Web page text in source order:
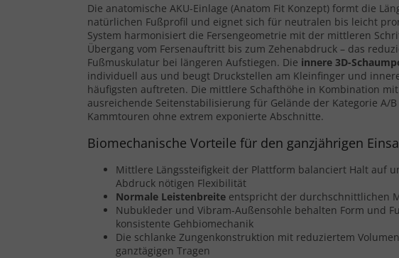
Die anatomische AKU-Einlage (Anatom Fit Konzept) formt die
natürlichen Fußprofil und eignet sich für neutralen bis leicht
System harmonisiert die Fersengeometrie mit der mittleren
Übergang vom Fersenauftritt bis zum Zehenabdruck – das
Fußmuskulatur bei längeren Aufstiegen. Die innere 3D-
individuell aus und beugt Druckstellen am Kleinfinger und
häufigsten auftreten. Die mittlere Schafthöhe in Kombination
ausreichende Seitenstabilisierung für Gelände der Kategorie A/
Kammtouren ohne extrem exponierte Abschnitte.
Biomechanische Vorteile für den ganzjährigen
Mittlere Längssteifigkeit der Plattform balanciert Halt auf
Abdruck nötigen Flexibilität
Normale Leistenbreite entspricht der durchschnittlichen
Nubukleder und Vibram-Außensohle behalten Form und
konsistente Gehbiomechanik
Die schlanke Zungenkonstruktion mit reduziertem
ganztägigen Tragen